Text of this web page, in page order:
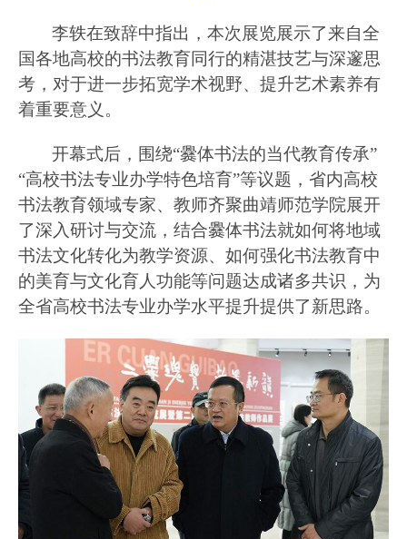
李轶在致辞中指出，本次展览展示了来自全
国各地高校的书法教育同行的精湛技艺与深邃思
考，对于进一步拓宽学术视野、提升艺术素养有
着重要意义。
开幕式后，围绕“爨体书法的当代教育传承”
“高校书法专业办学特色培育”等议题，省内高校
书法教育领域专家、教师齐聚曲靖师范学院展开
了深入研讨与交流，结合爨体书法就如何将地域
书法文化转化为教学资源、如何强化书法教育中
的美育与文化育人功能等问题达成诸多共识，为
全省高校书法专业办学水平提升提供了新思路。